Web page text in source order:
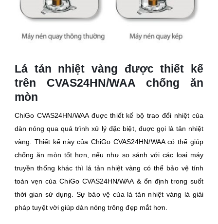
Lá tản nhiệt vàng được thiết kế
trên CVAS24HN/WAA chống ăn
mòn
ChiGo CVAS24HN/WAA đuợc thiết kế bộ trao đổi nhiệt của
dàn nóng qua quá trình xử lý đặc biệt, đuợc gọi là tản nhiệt
vàng. Thiết kế này của ChiGo CVAS24HN/WAA có thể giúp
chống ăn mòn tốt hơn, nếu như so sánh với các loại máy
truyền thống khác thì lá tản nhiệt vàng có thể bảo vệ tính
toàn vẹn của ChiGo CVAS24HN/WAA & ổn định trong suốt
thời gian sử dụng. Sự bảo vệ của lá tản nhiệt vàng là giải
pháp tuyệt vời giúp dàn nóng trông đẹp mắt hơn.